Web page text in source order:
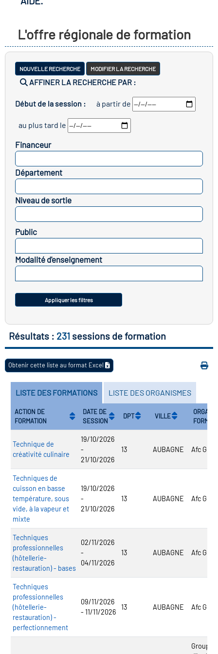
les métiers
clés métiers et
lieu d'information ou
de l'Economie
Solidaire (ESS)
du secteur sanitaire
de l'Industrie
emploi-formation
des transitions
de construction)
des secteurs(en
construction)
L'offre régionale de formation
NOUVELLE RECHERCHE MODIFIER LA RECHERCHE
AFFINER LA RECHERCHE PAR :
Début de la session : à partir de
au plus tard le
Financeur
Département
Niveau de sortie
Public
Modalité d'enseignement
Appliquer les filtres
Résultats : 231 sessions de formation
Obtenir cette liste au format Excel
LISTE DES FORMATIONS LISTE DES ORGANISMES
ACTION DE
FORMATION
DATE DE
SESSION
DPT VILLE
Technique de
créativité culinaire
19/10/2026
-
21/10/2026
13 AUBAGNE Afc
Techniques de
cuisson en basse
température, sous
vide, à la vapeur et
mixte
19/10/2026
-
21/10/2026
13 AUBAGNE Afc
Techniques
professionnelles
(hôtellerie-
restauration) - bases
02/11/2026
-
04/11/2026
13 AUBAGNE Afc
Techniques
professionnelles
(hôtellerie-
restauration) -
perfectionnement
09/11/2026
- 11/11/2026
13 AUBAGNE Afc